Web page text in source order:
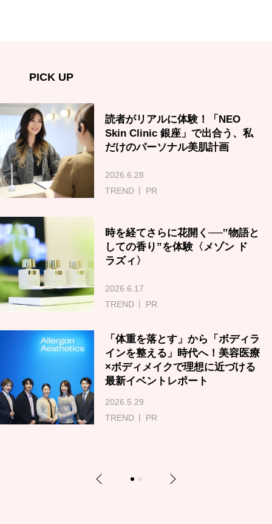
PICK UP
読者がリアルに体験！「NEO
Skin Clinic 銀座」で出合う、私
だけのパーソナル美肌計画
2026.6.28
TREND
PR
時を経てさらに花開く──‟物語と
しての香り”を体験〈メゾン ド
ラズィ〉
2026.6.17
TREND
PR
「体重を落とす」から「ボディラ
インを整える」時代へ！美容医療
×ボディメイクで理想に近づける
最新イベントレポート
2026.5.29
TREND
PR
Previous 1 2 Next